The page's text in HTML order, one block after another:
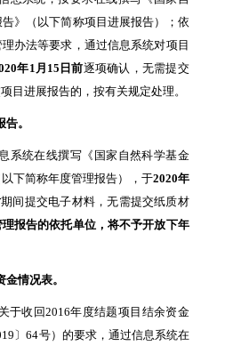
》（以下简称项目进展报告）；依
办法等要求，通过信息系统对项目
年1月 15 日前逐项确认，无需提交
目进展报告的，按有关规定处理。
告。
统在线撰写《国家自然科学基金
下简称年度管理报告），于2020年
期间提交电子材料，无需提交纸质材
报告的依托单位，将不予开放下年
金情况表。
收回2016年度结题项目结余资金
〕64号）的要求，通过信息系统在